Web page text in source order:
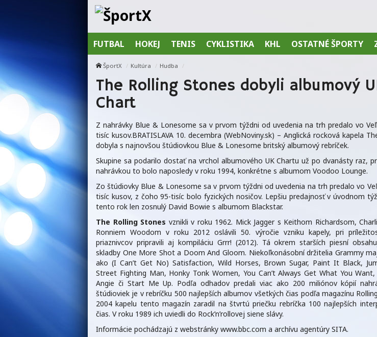
FUTBAL HOKEJ TENIS CYKLISTIKA KHL OSTATNÉ ŠPORTY
ŠportX Kultúra Hudba
The Rolling Stones dobyli albumový
Chart
Z nahrávky Blue & Lonesome sa v prvom týždni od uvedenia na trh predalo vo
tisíc kusov.BRATISLAVA 10. decembra (WebNoviny.sk) – Anglická rocková kapela
dobyla s najnovšou štúdiovkou Blue & Lonesome britský albumový rebríček.
Skupine sa podarilo dostať na vrchol albumového UK Chartu už po dvanásty raz,
nahrávkou to bolo naposledy v roku 1994, konkrétne s albumom Voodoo Lounge.
Zo štúdiovky Blue & Lonesome sa v prvom týždni od uvedenia na trh predalo vo
tisíc kusov, z čoho 95-tisíc bolo fyzických nosičov. Lepšiu predajnosť v úvodnom
tento rok len zosnulý David Bowie s albumom Blackstar.
The Rolling Stones vznikli v roku 1962. Mick Jagger s Keithom Richardsom,
Ronniem Woodom v roku 2012 oslávili 50. výročie vzniku kapely, pri
priaznivcov pripravili aj kompiláciu Grrr! (2012). Tá okrem starších piesní
skladby One More Shot a Doom And Gloom. Niekoľkonásobní držitelia Grammy
ako (I Can’t Get No) Satisfaction, Wild Horses, Brown Sugar, Paint It Black,
Street Fighting Man, Honky Tonk Women, You Can’t Always Get What You Want,
Angie či Start Me Up. Podľa odhadov predali viac ako 200 miliónov kópií
štúdioviek je v rebríčku 500 najlepších albumov všetkých čias podľa magazínu
2004 kapelu tento magazín zaradil na štvrtú priečku rebríčka 100 najlepších
čias. V roku 1989 ich uviedli do Rock’n’rollovej siene slávy.
Informácie pochádzajú z webstránky www.bbc.com a archívu agentúry SITA.